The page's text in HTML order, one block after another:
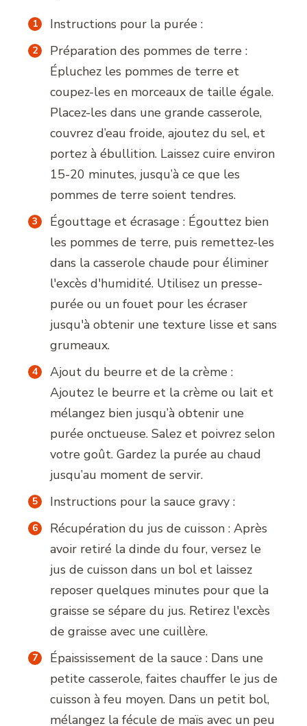
Instructions pour la purée :
Préparation des pommes de terre :
Épluchez les pommes de terre et
coupez-les en morceaux de taille égale.
Placez-les dans une grande casserole,
couvrez d’eau froide, ajoutez du sel, et
portez à ébullition. Laissez cuire environ
15-20 minutes, jusqu’à ce que les
pommes de terre soient tendres.
Égouttage et écrasage : Égouttez bien
les pommes de terre, puis remettez-les
dans la casserole chaude pour éliminer
l'excès d'humidité. Utilisez un presse-
purée ou un fouet pour les écraser
jusqu'à obtenir une texture lisse et sans
grumeaux.
Ajout du beurre et de la crème :
Ajoutez le beurre et la crème ou lait et
mélangez bien jusqu’à obtenir une
purée onctueuse. Salez et poivrez selon
votre goût. Gardez la purée au chaud
jusqu’au moment de servir.
Instructions pour la sauce gravy :
Récupération du jus de cuisson : Après
avoir retiré la dinde du four, versez le
jus de cuisson dans un bol et laissez
reposer quelques minutes pour que la
graisse se sépare du jus. Retirez l'excès
de graisse avec une cuillère.
Épaississement de la sauce : Dans une
petite casserole, faites chauffer le jus de
cuisson à feu moyen. Dans un petit bol,
mélangez la fécule de maïs avec un peu